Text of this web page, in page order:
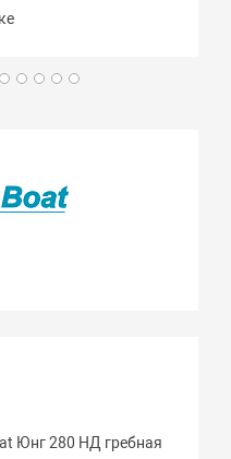
Юнг 280 НД гребная